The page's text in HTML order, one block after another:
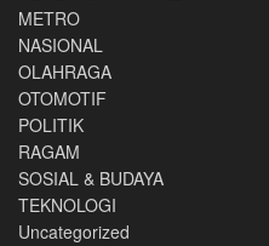
METRO
NASIONAL
OLAHRAGA
OTOMOTIF
POLITIK
RAGAM
SOSIAL & BUDAYA
TEKNOLOGI
Uncategorized